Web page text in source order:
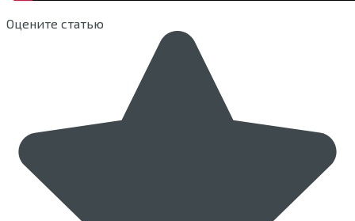
Оцените статью